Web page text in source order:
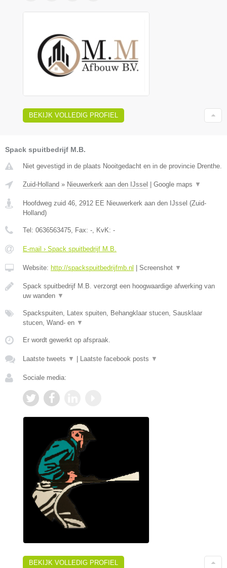
BEKIJK VOLLEDIG PROFIEL
Spack spuitbedrijf M.B.
Niet gevestigd in de plaats Nooitgedacht en in de provincie Drenthe.
Zuid-Holland » Nieuwerkerk aan den IJssel Google maps ▼
Hoofdweg zuid 46 2912 EE Nieuwerkerk aan den IJssel (Zuid-
Holland)
Tel: 0636563475 , Fax: - , KvK: -
E-mail › Spack spuitbedrijf M.B.
Website: http://spackspuitbedrijfmb.nl Screenshot ▼
Spack spuitbedrijf M.B. verzorgt een hoogwaardige afwerking van
uw wanden ▼
Spackspuiten, Latex spuiten, Behangklaar stucen, Sausklaar
stucen, Wand- en ▼
Er wordt gewerkt op afspraak.
Laatste tweets ▼ Laatste facebook posts ▼
Sociale media:
BEKIJK VOLLEDIG PROFIEL